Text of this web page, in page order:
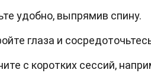
удобно, выпрямив спину.
глаза и
с коротких сессий,